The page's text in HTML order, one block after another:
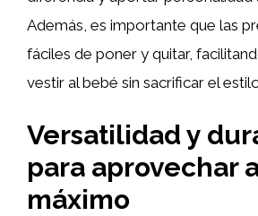
Además, es importante que las
fáciles de poner y quitar,
vestir al bebé sin sacrificar el
Versatilidad y
para aprovechar
máximo